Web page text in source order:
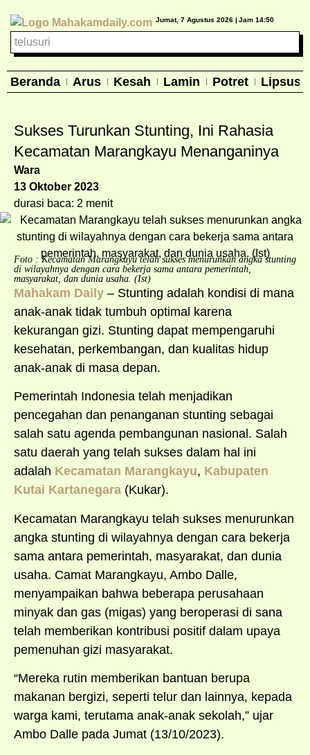
Jumat, 7 Agustus 2026 | Jam 14:50
Beranda Arus Kesah Lamin Potret Lipsus
Sukses Turunkan Stunting, Ini Rahasia
Kecamatan Marangkayu Menanganinya
Wara
13 Oktober 2023
durasi baca: 2 menit
Foto : Kecamatan Marangkayu telah sukses menurunkan angka stunting
di wilayahnya dengan cara bekerja sama antara pemerintah,
masyarakat, dan dunia usaha. (Ist)
Mahakam Daily – Stunting adalah kondisi di mana
anak-anak tidak tumbuh optimal karena
kekurangan gizi. Stunting dapat mempengaruhi
kesehatan, perkembangan, dan kualitas hidup
anak-anak di masa depan.
Pemerintah Indonesia telah menjadikan
pencegahan dan penanganan stunting sebagai
salah satu agenda pembangunan nasional. Salah
satu daerah yang telah sukses dalam hal ini
adalah Kecamatan Marangkayu, Kabupaten
Kutai Kartanegara (Kukar).
Kecamatan Marangkayu telah sukses menurunkan
angka stunting di wilayahnya dengan cara bekerja
sama antara pemerintah, masyarakat, dan dunia
usaha. Camat Marangkayu, Ambo Dalle,
menyampaikan bahwa beberapa perusahaan
minyak dan gas (migas) yang beroperasi di sana
telah memberikan kontribusi positif dalam upaya
pemenuhan gizi masyarakat.
“Mereka rutin memberikan bantuan berupa
makanan bergizi, seperti telur dan lainnya, kepada
warga kami, terutama anak-anak sekolah,” ujar
Ambo Dalle pada Jumat (13/10/2023).